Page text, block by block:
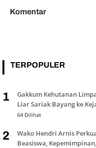
Komentar
TERPOPULER
1
Gakkum Kehutanan
Liar Sariak Bayang ke
64 Dilihat
2
Wako Hendri Arnis
Beasiswa,